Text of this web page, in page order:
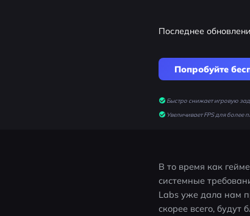
Последнее
Попробуйте
Быстро снижает игровую
Увеличивает FPS для более
В то время как
системные
Labs уже дала нам
скорее всего, будут